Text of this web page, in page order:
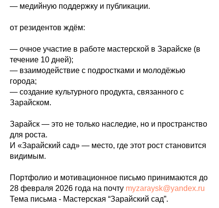
— медийную поддержку и публикации.
от резидентов ждём:
— очное участие в работе мастерской в Зарайске (в
течение 10 дней);
— взаимодействие с подростками и молодёжью
города;
— создание культурного продукта, связанного с
Зарайском.
Зарайск — это не только наследие, но и пространство
для роста.
И «Зарайский сад» — место, где этот рост становится
видимым.
Портфолио и мотивационное письмо принимаются до
28 февраля 2026 года на почту myzaraysk@yandex.ru
Тема письма - Мастерская “Зарайский сад”.